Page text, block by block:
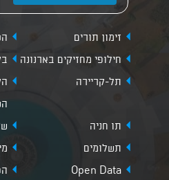
זימון תורים
חילופי מחזיקים בארנונה
תל-קריירה
תו חניה
תשלומים
Open Data